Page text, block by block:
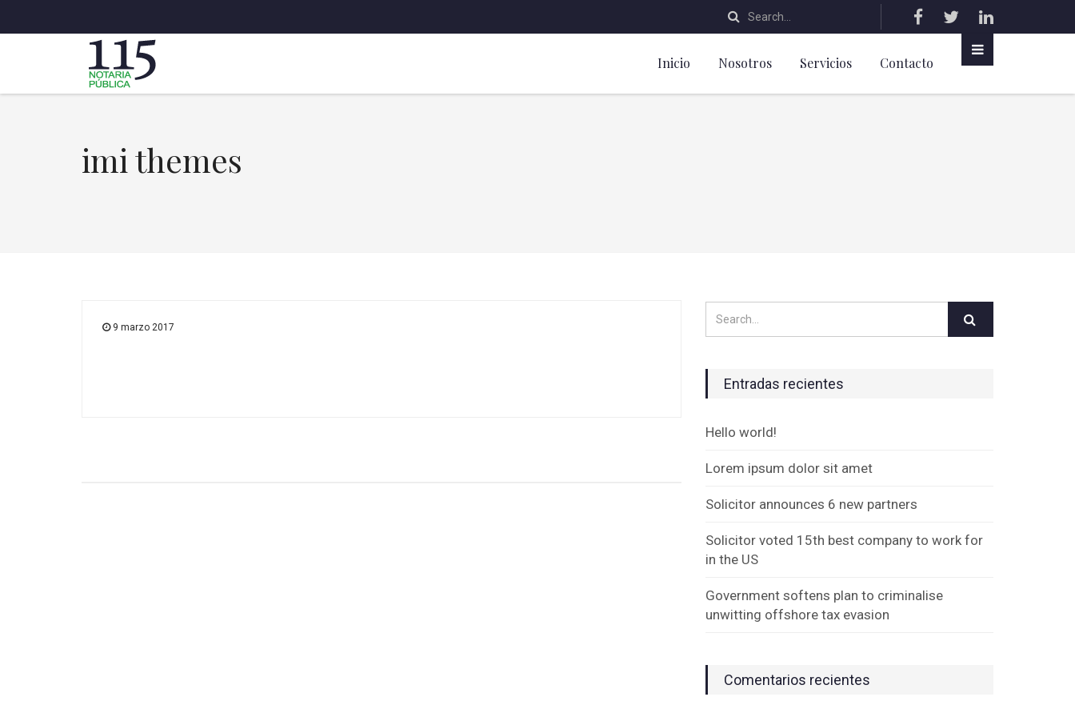
Inicio Nosotros Servicios Contacto
imi themes
9 marzo 2017
Entradas recientes
Hello world!
Lorem ipsum dolor sit amet
Solicitor announces 6 new partners
Solicitor voted 15th best company to work for
in the US
Government softens plan to criminalise
unwitting offshore tax evasion
Comentarios recientes